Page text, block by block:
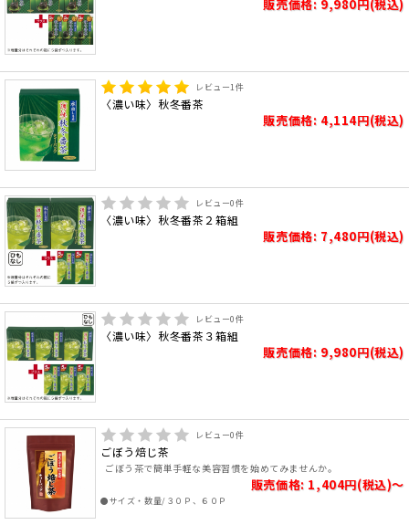
販売価格: 9,980円(税込)
レビュー1件
〈濃い味〉秋冬番茶
販売価格: 4,114円(税込)
レビュー0件
〈濃い味〉秋冬番茶２箱組
販売価格: 7,480円(税込)
レビュー0件
〈濃い味〉秋冬番茶３箱組
販売価格: 9,980円(税込)
レビュー0件
ごぼう焙じ茶
ごぼう茶で簡単手軽な美容習慣を始めてみませんか。
販売価格: 1,404円(税込)～
●サイズ・数量/３０Ｐ、６０Ｐ